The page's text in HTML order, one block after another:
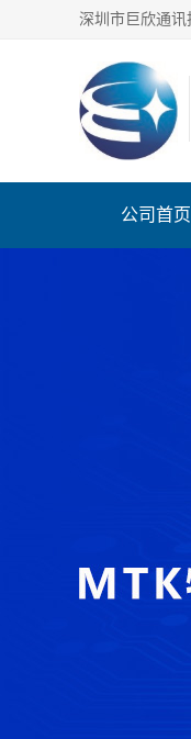
公司首页